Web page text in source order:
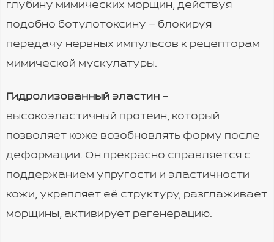
глубину мимических морщин, действуя
подобно ботулотоксину – блокируя
передачу нервных импульсов к рецепторам
мимической мускулатуры.
Гидролизованный эластин –
высокоэластичный протеин, который
позволяет коже возобновлять форму после
деформации. Он прекрасно справляется с
поддержанием упругости и эластичности
кожи, укрепляет её структуру, разглаживает
морщины, активирует регенерацию.